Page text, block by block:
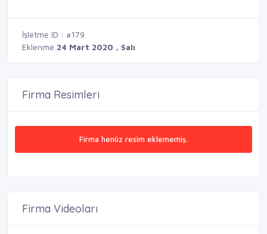
İşletme ID : #179
Eklenme 24 Mart 2020 , Salı
Firma Resimleri
Firma henüz resim eklememiş.
Firma Videoları